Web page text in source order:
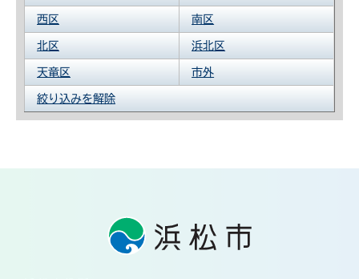
西区 南区
北区 浜北区
天竜区 市外
絞り込みを解除